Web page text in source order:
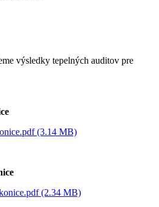
výsledky tepelných auditov pre
(3.14 MB)
(2.34 MB)